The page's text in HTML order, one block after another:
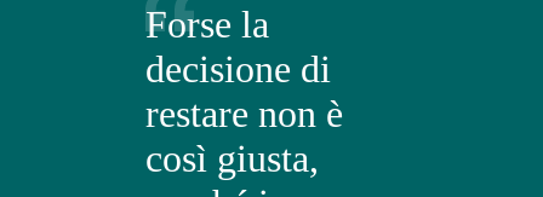
Forse la
decisione di
restare non è
così giusta,